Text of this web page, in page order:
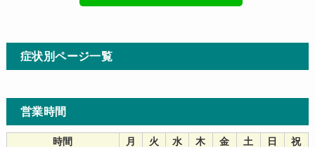
症状別ページ一覧
営業時間
時間 月 火 水 木 金 土 日
祝